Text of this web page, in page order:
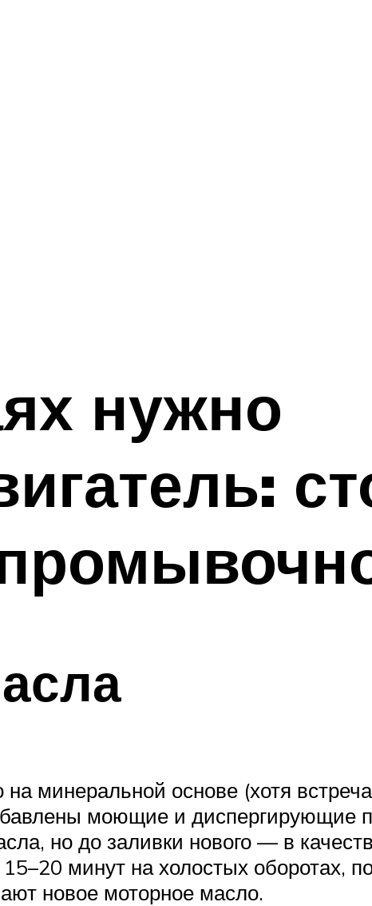
нужно
минеральной основе (хотя
моющие и диспергирующие
но до заливки нового — в
минут на холостых оборотах,
новое моторное масло.